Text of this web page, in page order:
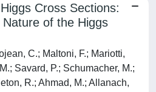
Cross Sections:
of the Higgs
C.; Maltoni, F.; Mariotti,
Savard, P.; Schumacher, M.;
R.; Ahmad, M.; Allanach,